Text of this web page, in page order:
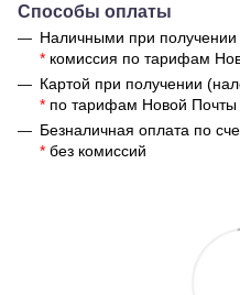
Способы оплаты
Наличными при
* комиссия по тарифам
Картой при получении
* по тарифам Новой Почты
Безналичная оплата по
* без комиссий